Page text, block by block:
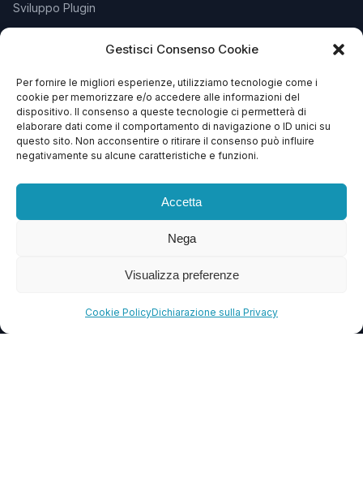
Gestisci Consenso Cookie
Per fornire le migliori esperienze, utilizziamo tecnologie come i
cookie per memorizzare e/o accedere alle informazioni del
dispositivo. Il consenso a queste tecnologie ci permetterà di
elaborare dati come il comportamento di navigazione o ID unici su
questo sito. Non acconsentire o ritirare il consenso può influire
negativamente su alcune caratteristiche e funzioni.
Accetta
Nega
Visualizza preferenze
Cookie PolicyDichiarazione sulla Privacy
Sviluppo Plugin
SUPPORTO
Apri Ticket
Contattaci
Blog